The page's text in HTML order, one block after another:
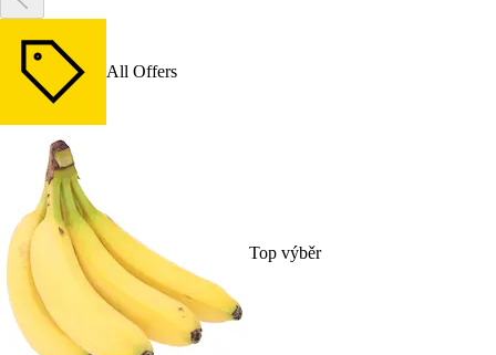
All Offers
Top výběr